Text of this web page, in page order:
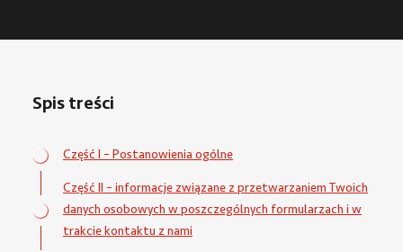
Spis treści
Część I – Postanowienia ogólne
Część II – informacje związane z przetwarzaniem Twoich
danych osobowych w poszczególnych formularzach i w
trakcie kontaktu z nami